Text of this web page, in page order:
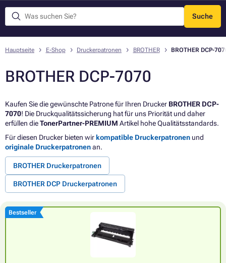
Suche
Menü
Hauptseite E-Shop Druckerpatronen BROTHER BROTHER DCP-
BROTHER DCP-7070
Kaufen Sie die gewünschte Patrone für Ihren Drucker BROTHER DCP-
7070! Die Druckqualitätssicherung hat für uns Priorität und daher
erfüllen dieTonerPartner-PREMIUM Artikel hohe Qualitätsstandards.
Für diesen Drucker bieten wir kompatible Druckerpatronen und
originale Druckerpatronenan.
BROTHER Druckerpatronen
BROTHER DCP Druckerpatronen
Bestseller